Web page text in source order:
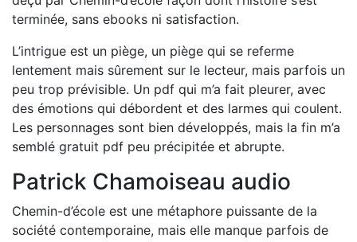
terminée, sans ebooks ni satisfaction.
L’intrigue est un piège, un piège qui se referme
lentement mais sûrement sur le lecteur, mais parfois un
peu trop prévisible. Un pdf qui m’a fait pleurer, avec
des émotions qui débordent et des larmes qui coulent.
Les personnages sont bien développés, mais la fin m’a
semblé gratuit pdf peu précipitée et abrupte.
Patrick Chamoiseau audio
Chemin-d’école est une métaphore puissante de la
société contemporaine, mais elle manque parfois de